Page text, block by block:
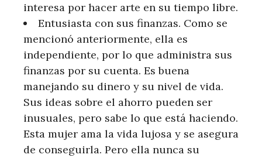
interesa por hacer arte en su tiempo libre.
Entusiasta con sus finanzas. Como se
mencionó anteriormente, ella es
independiente, por lo que administra sus
finanzas por su cuenta. Es buena
manejando su dinero y su nivel de vida.
Sus ideas sobre el ahorro pueden ser
inusuales, pero sabe lo que está haciendo.
Esta mujer ama la vida lujosa y se asegura
de conseguirla. Pero ella nunca su